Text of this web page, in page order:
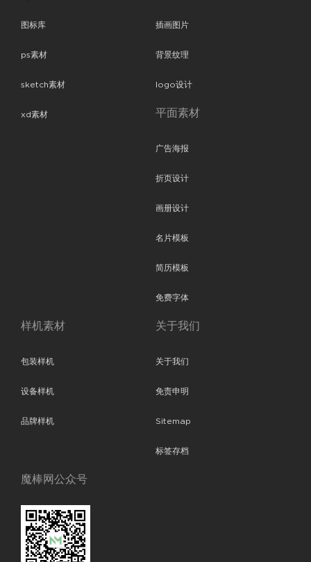
图标库
ps素材
sketch素材
xd素材
插画图片
背景纹理
logo设计
平面素材
广告海报
折页设计
画册设计
名片模板
简历模板
免费字体
样机素材
包装样机
设备样机
品牌样机
关于我们
关于我们
免责申明
Sitemap
标签存档
魔棒网公众号